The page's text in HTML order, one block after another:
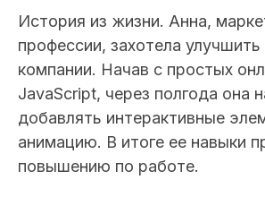
История из жизни. Анна,
профессии, захотела улучшить
компании. Начав с простых
JavaScript, через полгода она
добавлять интерактивные
анимацию. В итоге ее навыки
повышению по работе.